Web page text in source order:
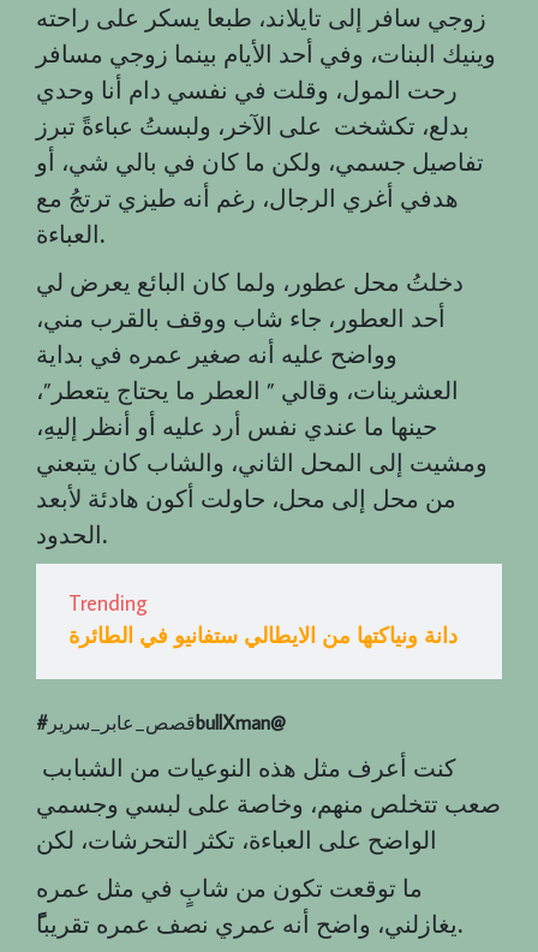
زوجي سافر إلى تايلاند، طبعا يسكر على راحته
وينيك البنات، وفي أحد الأيام بينما زوجي مسافر
رحت المول، وقلت في نفسي دام أنا وحدي
بدلع، تكشخت على الآخر، ولبستُ عباءةً تبرز
تفاصيل جسمي، ولكن ما كان في بالي شي، أو
هدفي أغري الرجال، رغم أنه طيزي ترتجُ مع
العباءة.
دخلتُ محل عطور، ولما كان البائع يعرض لي
أحد العطور، جاء شاب ووقف بالقرب مني،
وواضح عليه أنه صغير عمره في بداية
العشرينات، وقالي ” العطر ما يحتاج يتعطر”،
حينها ما عندي نفس أرد عليه أو أنظر إليهِ،
ومشيت إلى المحل الثاني، والشاب كان يتبعني
من محل إلى محل، حاولت أكون هادئة لأبعد
الحدود.
Trending
دانة ونياكتها من الايطالي ستفانيو في الطائرة
‎# قصص_عابر_سريرbullXman@
كنت أعرف مثل هذه النوعيات من الشبابب
صعب تتخلص منهم، وخاصة على لبسي وجسمي
الواضح على العباءة، تكثر التحرشات، لكن
ما توقعت تكون من شابٍ في مثل عمره
يغازلني، واضح أنه عمري نصف عمره تقريباً.